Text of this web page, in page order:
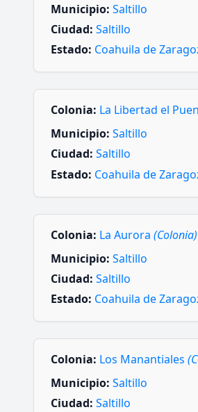
Municipio: Saltillo
Ciudad: Saltillo
Estado: Coahuila de
Colonia: La Libertad el
Municipio: Saltillo
Ciudad: Saltillo
Estado: Coahuila de
Colonia: La Aurora (Colonia)
Municipio: Saltillo
Ciudad: Saltillo
Estado: Coahuila de
Colonia: Los Manantiales
Municipio: Saltillo
Ciudad: Saltillo